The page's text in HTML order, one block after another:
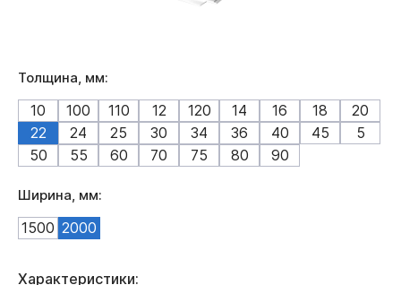
Толщина, мм:
10 100 110 12 120 14 16 18
20
22
24 25 30 34 36 40 45
5
50
55 60 70 75 80 90
Ширина, мм:
1500 2000
Характеристики: